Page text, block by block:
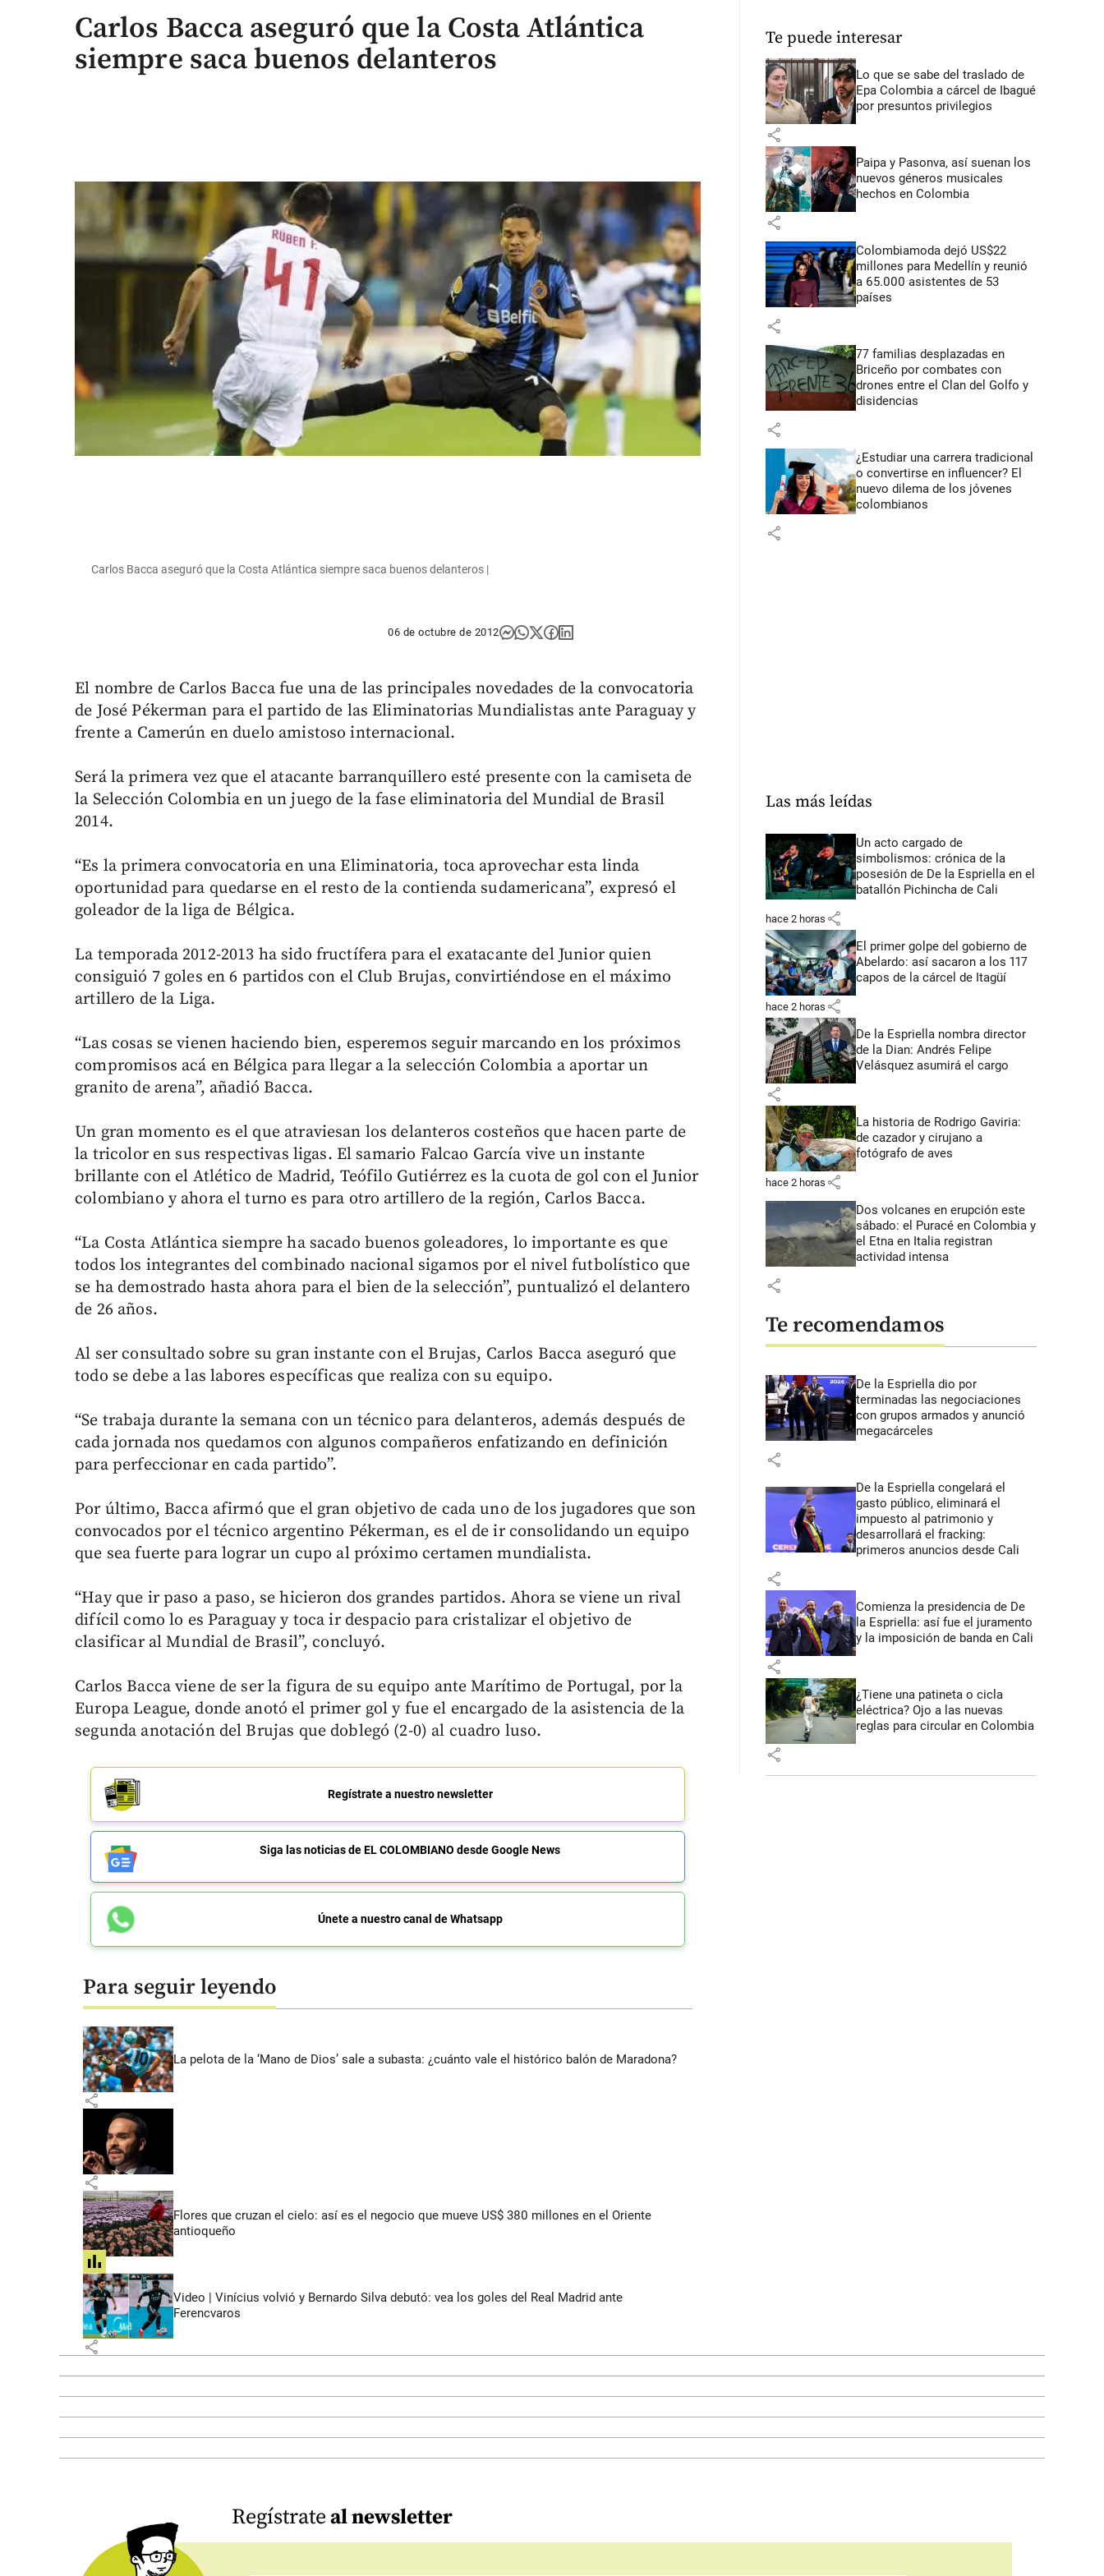
Carlos Bacca aseguró que la Costa Atlántica
siempre saca buenos delanteros
Carlos Bacca aseguró que la Costa Atlántica siempre saca buenos delanteros |
06 de octubre de 2012
El nombre de Carlos Bacca fue una de las principales novedades de la convocatoria
de José Pékerman para el partido de las Eliminatorias Mundialistas ante Paraguay y
frente a Camerún en duelo amistoso internacional.
Será la primera vez que el atacante barranquillero esté presente con la camiseta de
la Selección Colombia en un juego de la fase eliminatoria del Mundial de Brasil
2014.
“Es la primera convocatoria en una Eliminatoria, toca aprovechar esta linda
oportunidad para quedarse en el resto de la contienda sudamericana”, expresó el
goleador de la liga de Bélgica.
La temporada 2012-2013 ha sido fructífera para el exatacante del Junior quien
consiguió 7 goles en 6 partidos con el Club Brujas, convirtiéndose en el máximo
artillero de la Liga.
“Las cosas se vienen haciendo bien, esperemos seguir marcando en los próximos
compromisos acá en Bélgica para llegar a la selección Colombia a aportar un
granito de arena”, añadió Bacca.
Un gran momento es el que atraviesan los delanteros costeños que hacen parte de
la tricolor en sus respectivas ligas. El samario Falcao García vive un instante
brillante con el Atlético de Madrid, Teófilo Gutiérrez es la cuota de gol con el Junior
colombiano y ahora el turno es para otro artillero de la región, Carlos Bacca.
“La Costa Atlántica siempre ha sacado buenos goleadores, lo importante es que
todos los integrantes del combinado nacional sigamos por el nivel futbolístico que
se ha demostrado hasta ahora para el bien de la selección”, puntualizó el delantero
de 26 años.
Al ser consultado sobre su gran instante con el Brujas, Carlos Bacca aseguró que
todo se debe a las labores específicas que realiza con su equipo.
“Se trabaja durante la semana con un técnico para delanteros, además después de
cada jornada nos quedamos con algunos compañeros enfatizando en definición
para perfeccionar en cada partido”.
Por último, Bacca afirmó que el gran objetivo de cada uno de los jugadores que son
convocados por el técnico argentino Pékerman, es el de ir consolidando un equipo
que sea fuerte para lograr un cupo al próximo certamen mundialista.
“Hay que ir paso a paso, se hicieron dos grandes partidos. Ahora se viene un rival
difícil como lo es Paraguay y toca ir despacio para cristalizar el objetivo de
clasificar al Mundial de Brasil”, concluyó.
Carlos Bacca viene de ser la figura de su equipo ante Marítimo de Portugal, por la
Europa League, donde anotó el primer gol y fue el encargado de la asistencia de la
segunda anotación del Brujas que doblegó (2-0) al cuadro luso.
Regístrate a nuestro newsletter
Siga las noticias de EL COLOMBIANO desde Google News
Únete a nuestro canal de Whatsapp
Para seguir leyendo
La pelota de la ‘Mano de Dios’ sale a subasta: ¿cuánto vale el histórico balón de Maradona?
share
share
Flores que cruzan el cielo: así es el negocio que mueve US$ 380 millones en el Oriente
antioqueño
share
Video | Vinícius volvió y Bernardo Silva debutó: vea los goles del Real Madrid ante
Ferencvaros
share
Te puede interesar
Lo que se sabe del traslado de
Epa Colombia a cárcel de Ibagué
por presuntos privilegios
share
Paipa y Pasonva, así suenan los
nuevos géneros musicales
hechos en Colombia
share
Colombiamoda dejó US$22
millones para Medellín y reunió
a 65.000 asistentes de 53
países
share
77 familias desplazadas en
Briceño por combates con
drones entre el Clan del Golfo y
disidencias
share
¿Estudiar una carrera tradicional
o convertirse en influencer? El
nuevo dilema de los jóvenes
colombianos
share
Las más leídas
Un acto cargado de
simbolismos: crónica de la
posesión de De la Espriella en el
batallón Pichincha de Cali
hace 2 horas share
El primer golpe del gobierno de
Abelardo: así sacaron a los 117
capos de la cárcel de Itagüí
hace 2 horas share
De la Espriella nombra director
de la Dian: Andrés Felipe
Velásquez asumirá el cargo
share
La historia de Rodrigo Gaviria:
de cazador y cirujano a
fotógrafo de aves
hace 2 horas share
Dos volcanes en erupción este
sábado: el Puracé en Colombia y
el Etna en Italia registran
actividad intensa
share
Te recomendamos
De la Espriella dio por
terminadas las negociaciones
con grupos armados y anunció
megacárceles
share
De la Espriella congelará el
gasto público, eliminará el
impuesto al patrimonio y
desarrollará el fracking:
primeros anuncios desde Cali
share
Comienza la presidencia de De
la Espriella: así fue el juramento
y la imposición de banda en Cali
share
¿Tiene una patineta o cicla
eléctrica? Ojo a las nuevas
reglas para circular en Colombia
share
Regístrateal newsletter